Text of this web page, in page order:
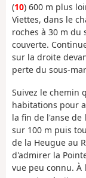
(10) 600 m plus
Viettes, dans le
roches à 30 m du
couverte.
sur la droite
perte du sous-
Suivez le chemin
habitations pour
la fin de l'anse
sur 100 m puis
de la Heugue au
d'admirer la
vue peu connu. À